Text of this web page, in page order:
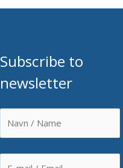
Subscribe to
newsletter